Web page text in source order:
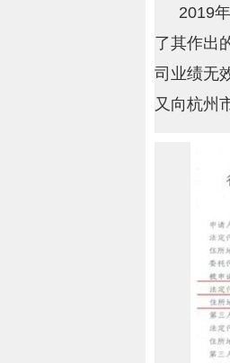
2019
了其作出
司业绩无
又向杭州